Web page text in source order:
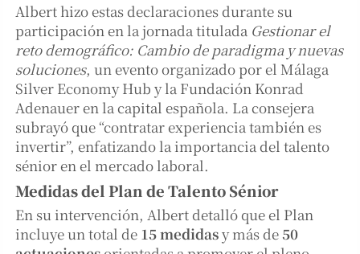
Albert hizo estas declaraciones durante su
participación en la jornada titulada Gestionar el
reto demográfico: Cambio de paradigma y nuevas
soluciones, un evento organizado por el Málaga
Silver Economy Hub y la Fundación Konrad
Adenauer en la capital española. La consejera
subrayó que “contratar experiencia también es
invertir”, enfatizando la importancia del talento
sénior en el mercado laboral.
Medidas del Plan de Talento Sénior
En su intervención, Albert detalló que el Plan
incluye un total de 15 medidasy más de 50